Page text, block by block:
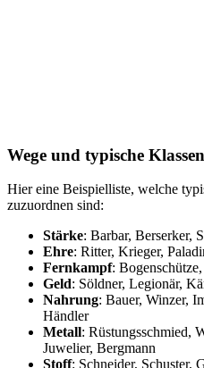
Wege und typische Klassen
Hier eine Beispielliste, welche
zuzuordnen sind:
Stärke: Barbar, Berserker,
Ehre: Ritter, Krieger,
Fernkampf:
Geld: Söldner, Legionär,
Nahrung: Bauer, Winzer,
Händler
Metall: Rüstungsschmied,
Juwelier, Bergmann
Stoff: Schneider, Schuster,